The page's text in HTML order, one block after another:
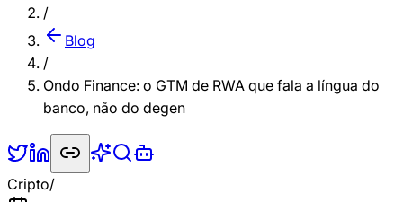
/
Blog
/
Ondo Finance: o GTM de RWA que fala a língua do
banco, não do degen
Cripto/